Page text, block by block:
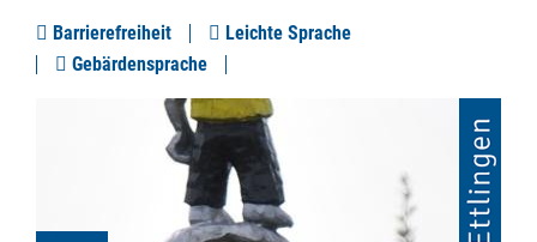
Barrierefreiheit
Leichte Sprache
Gebärdensprache